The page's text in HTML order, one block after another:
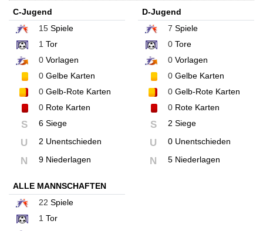
C-Jugend
15 Spiele
1 Tor
0 Vorlagen
0 Gelbe Karten
0 Gelb-Rote Karten
0 Rote Karten
S 6 Siege
U 2 Unentschieden
N 9 Niederlagen
D-Jugend
7 Spiele
0Tore
0Vorlagen
0Gelbe Karten
0Gelb-Rote Karten
0Rote Karten
S 2 Siege
U 0 Unentschieden
N 5 Niederlagen
ALLE MANNSCHAFTEN
22 Spiele
1 Tor